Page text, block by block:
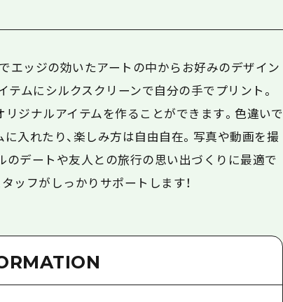
エッジの効いたアートの中からお好みのデザイン
テムにシルクスクリーンで自分の手でプリント。
ジナルアイテムを作ることができます。色違いで
入れたり、楽しみ方は自由自在。写真や動画を撮
のデートや友人との旅行の思い出づくりに最適で
ッフがしっかりサポートします！